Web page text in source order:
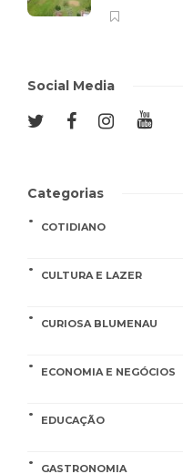
Social Media
Categorias
COTIDIANO
CULTURA E LAZER
CURIOSA BLUMENAU
ECONOMIA E NEGÓCIOS
EDUCAÇÃO
GASTRONOMIA